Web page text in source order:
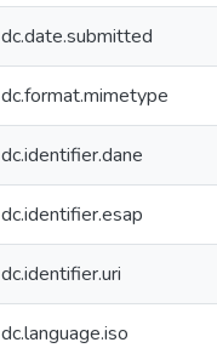
dc.date.submitted
dc.format.mimetype
dc.identifier.dane
dc.identifier.esap
dc.identifier.uri
dc.language.iso